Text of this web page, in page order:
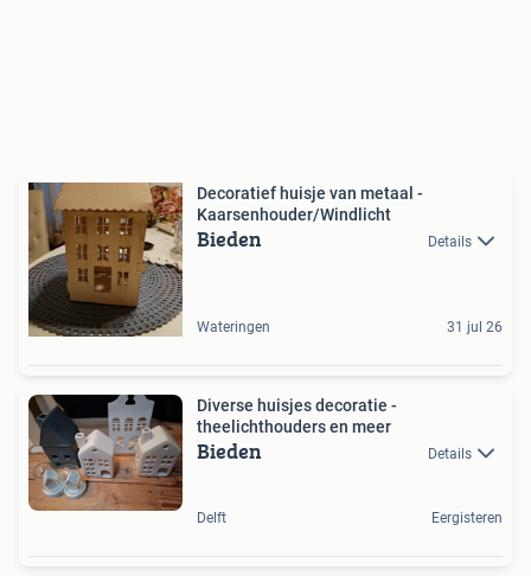
Decoratief huisje van metaal -
Kaarsenhouder/Windlicht
Bieden Details
Wateringen 31 jul 26
Diverse huisjes decoratie -
theelichthouders en meer
Bieden Details
Delft Eergisteren